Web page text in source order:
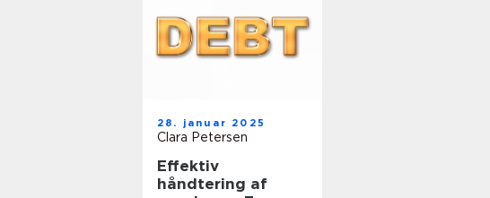
28. januar 2025
Clara Petersen
Effektiv
håndtering af